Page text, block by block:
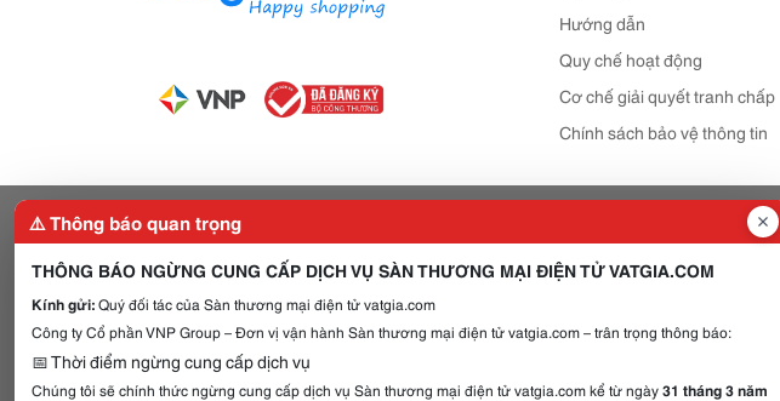
Hướng dẫn
Quy chế hoạt động
Cơ chế giải quyết tranh chấp
Chính sách bảo vệ thông tin
⚠️ Thông báo quan trọng
THÔNG BÁO NGỪNG CUNG CẤP DỊCH VỤ SÀN THƯƠNG MẠI ĐIỆN TỬ VATGIA.COM
Kính gửi:Quý đối tác của Sàn thương mại điện tử vatgia.com
Công ty Cổ phần VNP Group – Đơn vị vận hành Sàn thương mại điện tử vatgia.com – trân trọng thông báo:
📅 Thời điểm ngừng cung cấp dịch vụ
Chúng tôi sẽ chính thức ngừng cung cấp dịch vụ Sàn thương mại điện tử vatgia.com kể từ ngày31 tháng 3 năm